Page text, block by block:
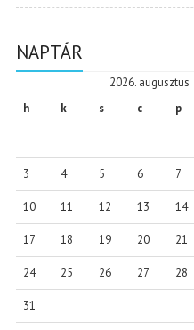
NAPTÁR
2026. augusztus
h
k s c p
3 4 5 6 7
10 11 12 13 14
17 18 19 20 21
24 25 26 27 28
31